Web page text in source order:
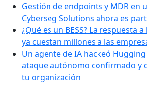
Gestión de endpoints y MDR en
Cyberseg Solutions ahora es
¿Qué es un BESS? La respuesta
ya cuestan millones a las
Un agente de IA hackeó
ataque autónomo confirmado y
tu organización